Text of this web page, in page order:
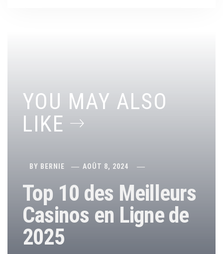
YOU MAY ALSO
LIKE
BY BERNIE AOÛT 8, 2024
Top 10 des Meilleurs
Casinos en Ligne de
2025